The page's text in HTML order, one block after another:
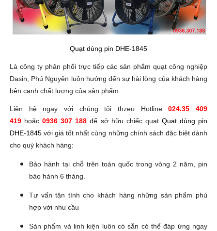
Quạt dùng pin DHE-1845
Là công ty phân phối trực tiếp các sản phẩm quạt công nghiệp
Dasin, Phú Nguyên luôn hướng đến sự hài lòng của khách hàng
bên cạnh chất lượng của sản phẩm.
Liên hệ ngay với chúng tôi thzeo Hotline024.35 409
419 hoặc0936 307 188 để sở hữu chiếc quạt Quạt dùng pin
DHE-1845 với giá tốt nhất cùng những chính sách đặc biệt dành
cho quý khách hàng:
Bảo hành tại chỗ trên toàn quốc trong vòng 2 năm, pin
bảo hành 6 tháng.
Tư vấn tận tình cho khách hàng những sản phẩm phù
hợp với nhu cầu
Sản phẩm và linh kiện luôn có sẵn có thể đáp ứng ngay